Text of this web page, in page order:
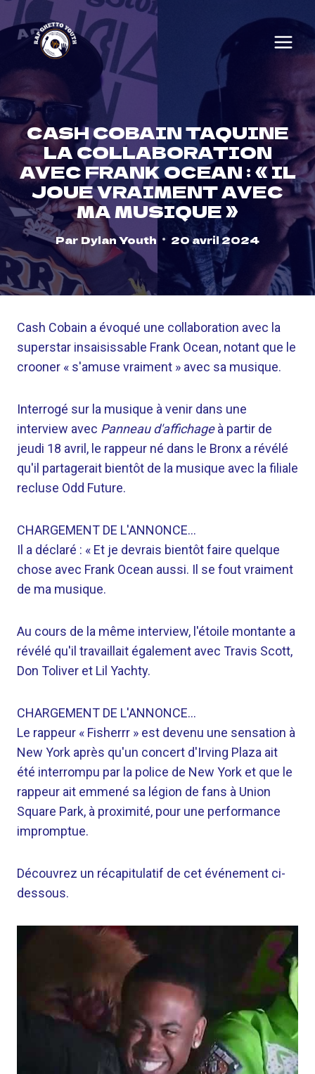
Skip
to
content
CASH COBAIN TAQUINE
LA COLLABORATION
AVEC FRANK OCEAN : « IL
JOUE VRAIMENT AVEC
MA MUSIQUE »
Par Dylan Youth 20 avril 2024
Cash Cobain a évoqué une collaboration avec la
superstar insaisissable Frank Ocean, notant que le
crooner « s'amuse vraiment » avec sa musique.
Interrogé sur la musique à venir dans une
interview avec Panneau d'affichageà partir de
jeudi 18 avril, le rappeur né dans le Bronx a révélé
qu'il partagerait bientôt de la musique avec la filiale
recluse Odd Future.
CHARGEMENT DE L'ANNONCE…
Il a déclaré : « Et je devrais bientôt faire quelque
chose avec Frank Ocean aussi. Il se fout vraiment
de ma musique.
Au cours de la même interview, l'étoile montante a
révélé qu'il travaillait également avec Travis Scott,
Don Toliver et Lil Yachty.
CHARGEMENT DE L'ANNONCE…
Le rappeur « Fisherrr » est devenu une sensation à
New York après qu'un concert d'Irving Plaza ait
été interrompu par la police de New York et que le
rappeur ait emmené sa légion de fans à Union
Square Park, à proximité, pour une performance
impromptue.
Découvrez un récapitulatif de cet événement ci-
dessous.